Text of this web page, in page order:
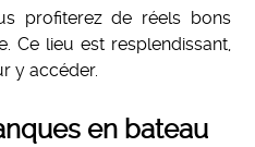
profiterez de réels bons
Ce lieu est resplendissant,
y accéder.
en bateau